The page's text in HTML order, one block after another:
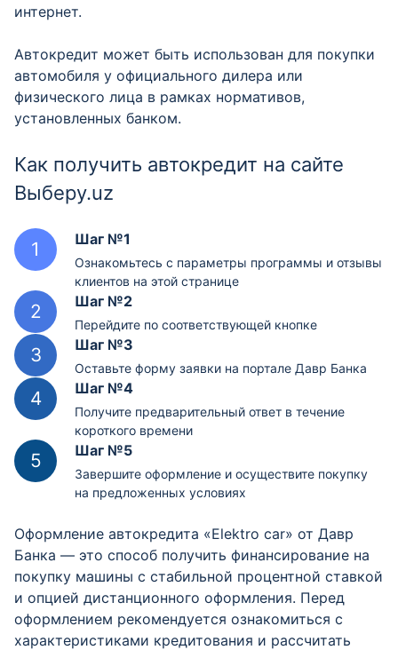
Бекабад - Банковский Консультационный
г. Бекабад, Ташкентская область, 11-й микрорайон,
улица Буюк Ипак Йули, дом 16. Ориентир; Бек Отель
Бисёр - Банковский Консультационный
Центр
Отделение
Богишамол - Банковский
Консультационный Центр
г. Ташкент, Юнусоботский район, улица ТошГрэс 2, 84
квартиры.
Отделение
Бухара - Банковский Консультационный
Центр
Направление: перекресток 5 микрорайон
интернет.
Автокредит может быть использован для покупки
автомобиля у официального дилера или
физического лица в рамках нормативов,
установленных банком.
Как получить автокредит на сайте
Выберу.uz
Шаг №1
Ознакомьтесь с параметры программы и отзывы
клиентов на этой странице
Шаг №2
Перейдите по соответствующей кнопке
Шаг №3
Оставьте форму заявки на портале Давр Банка
Шаг №4
Получите предварительный ответ в течение
короткого времени
Шаг №5
Завершите оформление и осуществите покупку
на предложенных условиях
Оформление автокредита «Elektro car» от Давр
Банка — это способ получить финансирование на
покупку машины с стабильной процентной ставкой
и опцией дистанционного оформления. Перед
оформлением рекомендуется ознакомиться с
характеристиками кредитования и рассчитать